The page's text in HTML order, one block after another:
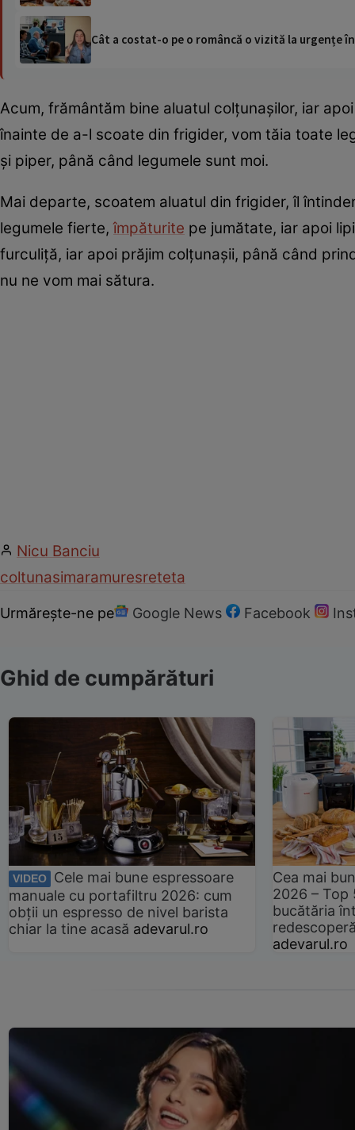
Cât a costat-o pe o româncă o vizită la urgențe
Acum, frământăm bine aluatul colțunașilor, iar
înainte de a-l scoate din frigider, vom tăia toate
și piper, până când legumele sunt moi.
Mai departe, scoatem aluatul din frigider, îl
legumele fierte,împăturite pe jumătate, iar apoi
furculiță, iar apoi prăjim colțunașii, până când
nu ne vom mai sătura.
Nicu Banciu
coltunasimaramuresreteta
Urmărește-ne pe Google News Facebook
Ghid de cumpărături
VIDEO
Cele mai bune espressoare
manuale cu portafiltru 2026: cum
obții un espresso de nivel barista
chiar la tine acasă adevarul.ro
Cea mai
2026 –
bucătăria
adevarul.ro